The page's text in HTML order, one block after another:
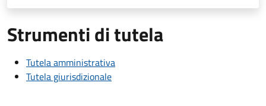
Strumenti di tutela
Tutela amministrativa
Tutela giurisdizionale